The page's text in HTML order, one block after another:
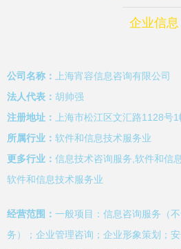
企业信息
公司名称：
上海宵容信息咨询有限公司
法人代表： 胡帅强
注册地址：
上海市松江区文汇路1128号1
所属行业： 软件和信息技术服务业
更多行业： 信息技术咨询服务,软件和信
软件和信息技术服务业
经营范围： 一般项目：信息咨询服务（
务）；企业管理咨询；企业形象策划；